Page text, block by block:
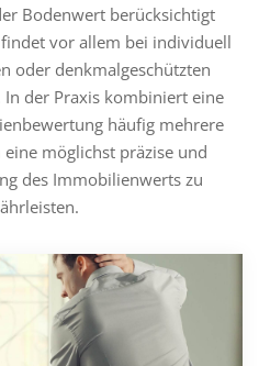
Bodenwert berücksichtigt
vor allem bei individuell
oder denkmalgeschützten
In der Praxis kombiniert eine
häufig mehrere
möglichst präzise und
des Immobilienwerts zu